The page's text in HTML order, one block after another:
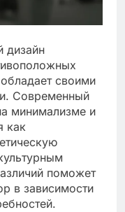
дизайн
своими
Современный
минимализме и
как
поможет
в зависимости